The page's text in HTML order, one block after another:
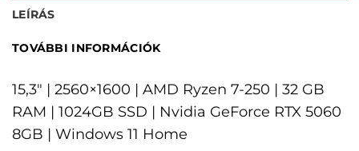
LEÍRÁS
TOVÁBBI INFORMÁCIÓK
15,3" | 2560×1600 | AMD Ryzen 7-250 | 32 GB
RAM | 1024GB SSD | Nvidia GeForce RTX 5060
8GB | Windows 11 Home